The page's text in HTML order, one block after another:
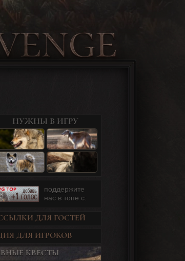
НУЖНЫ В ИГРУ
поддержите
нас в топе c:
ДЛЯ ГОСТЕЙ
ДЛЯ ИГРОКОВ
КВЕСТЫ